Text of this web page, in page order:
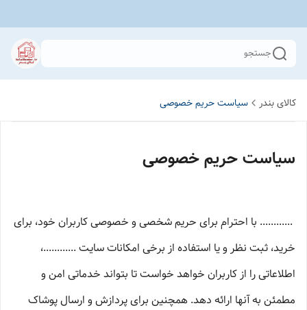
جستجو
کالای بندر سیاست حریم خصوصی
سیاست حریم خصوصی
............ با احترام برای حریم شخصی و خصوصی کاربران خود، برای
خرید، ثبت نظر و یا استفاده از برخی امکانات سایت ............،
اطلاعاتی را از کاربران خواهد خواست تا بتواند خدماتی امن و
مطمئن به آنها ارائه دهد. همچنین برای پردازش و ارسال پوشاک